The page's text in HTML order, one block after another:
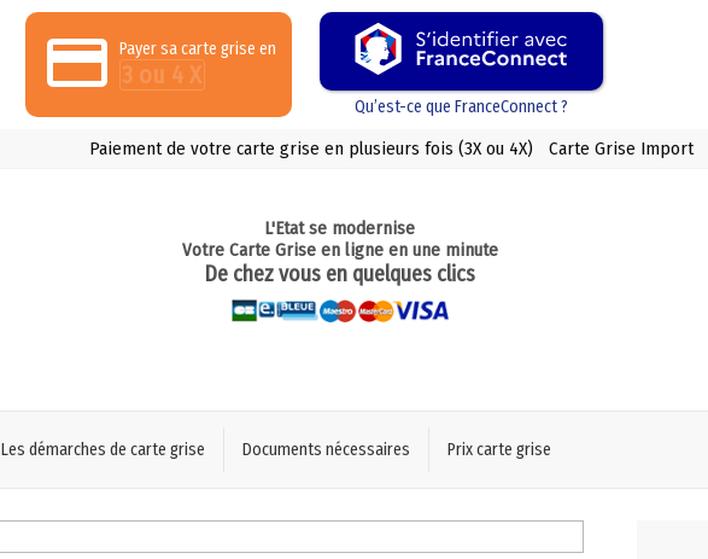
Payer sa carte grise en
3 ou 4 X
Qu’est-ce que FranceConnect ?
Paiement de votre carte grise en plusieurs fois (3X ou 4X) Carte Grise Import
L'Etat se modernise
Votre Carte Grise en ligne en une minute
De chez vous en quelques clics
Les démarches de carte grise Documents nécessaires Prix carte grise